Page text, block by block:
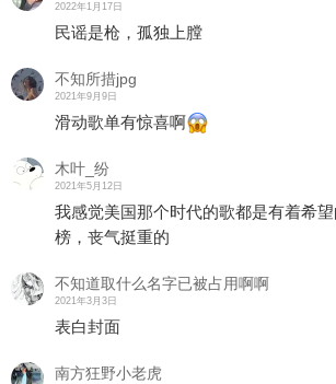
2022年1月17日
民谣是枪，孤独上膛
不知所措jpg
2021年9月9日
滑动歌单有惊喜啊
木叶_纷
2021年5月12日
我感觉美国那个时代的歌都是有着希
榜，丧气挺重的
不知道取什么名字已被占用啊啊
2021年3月3日
表白封面
南方狂野小老虎